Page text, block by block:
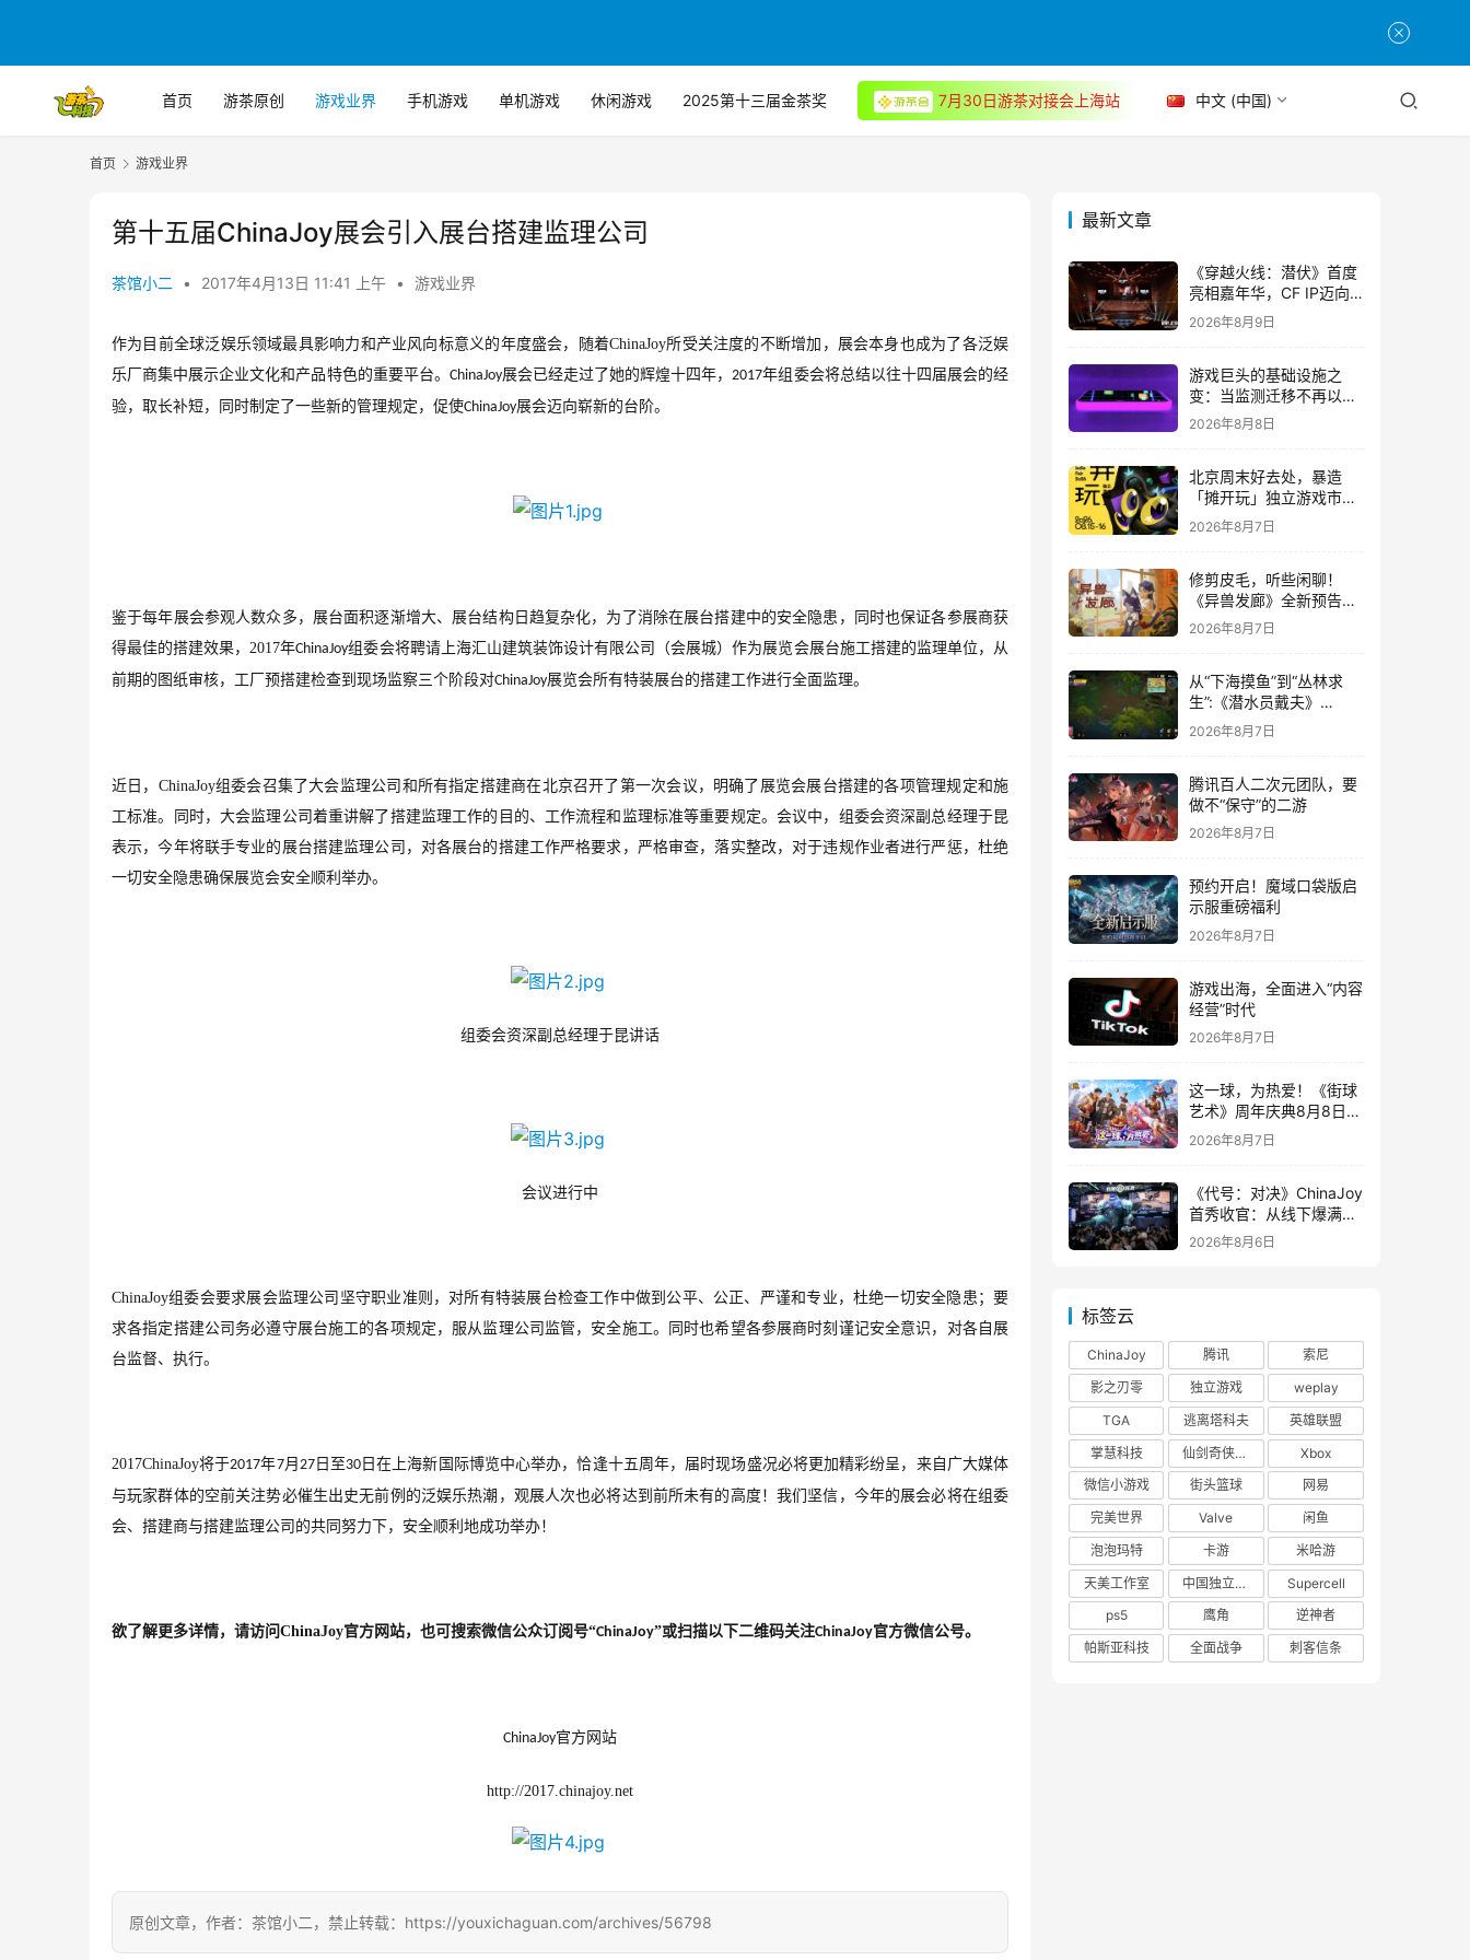
首页 游茶原创 游戏业界 手机游戏 单机游戏 休闲游戏 2025第十三届金茶奖 7月30日游茶对接会上海站 中文 (中国)
首页 游戏业界
第十五届ChinaJoy展会引入展台搭建监理公司
茶馆小二 • 2017年4月13日 11:41 上午 • 游戏业界
作为目前全球泛娱乐领域最具影响力和产业风向标意义的年度盛会，随着ChinaJoy所受关注度的不断增加，展会本身也成为了各泛娱
乐厂商集中展示企业文化和产品特色的重要平台。 ChinaJoy展会已经走过了她的辉煌十四年，2017年组委会将总结以往十四届展会的经
验，取长补短，同时制定了一些新的管理规定，促使ChinaJoy展会迈向崭新的台阶。
鉴于每年展会参观人数众多，展台面积逐渐增大、展台结构日趋复杂化，为了消除在展台搭建中的安全隐患，同时也保证各参展商获
得最佳的搭建效果，2017年ChinaJoy组委会将聘请上海汇山建筑装饰设计有限公司（会展城）作为展览会展台施工搭建的监理单位，从
前期的图纸审核，工厂预搭建检查到现场监察三个阶段对ChinaJoy展览会所有特装展台的搭建工作进行全面监理。
近日， ChinaJoy组委会召集了大会监理公司和所有指定搭建商在北京召开了第一次会议，明确了展览会展台搭建的各项管理规定和施
工标准。同时，大会监理公司着重讲解了搭建监理工作的目的、工作流程和监理标准等重要规定。会议中，组委会资深副总经理于昆
表示，今年将联手专业的展台搭建监理公司，对各展台的搭建工作严格要求，严格审查，落实整改，对于违规作业者进行严惩，杜绝
一切安全隐患确保展览会安全顺利举办。
组委会资深副总经理于昆讲话
会议进行中
ChinaJoy组委会要求展会监理公司坚守职业准则，对所有特装展台检查工作中做到公平、公正、严谨和专业，杜绝一切安全隐患；要
求各指定搭建公司务必遵守展台施工的各项规定，服从监理公司监管，安全施工。同时也希望各参展商时刻谨记安全意识，对各自展
台监督、执行。
2017ChinaJoy将于2017年7月 27日至30 日在上海新国际博览中心举办，恰逢十五周年，届时现场盛况必将更加精彩纷呈，来自广大媒体
与玩家群体的空前关注势必催生出史无前例的泛娱乐热潮，观展人次也必将达到前所未有的高度！我们坚信，今年的展会必将在组委
会、搭建商与搭建监理公司的共同努力下，安全顺利地成功举办！
欲了解更多详情，请访问 ChinaJoy官方网站，也可搜索微信公众订阅号“ChinaJoy”或扫描以下二维码关注ChinaJoy官方微信公号。
ChinaJoy官方网站
http://2017.chinajoy.net
原创文章，作者：茶馆小二，禁止转载：https://youxichaguan.com/archives/56798
最新文章
《穿越火线：潜伏》首度
亮相嘉年华，CF IP迈向
3A叙事新高度
2026年8月9日
游戏巨头的基础设施之
变：当监测迁移不再以中
断为代价
2026年8月8日
北京周末好去处，暴造
「摊开玩」独立游戏市集
正式开票！
2026年8月7日
修剪皮毛，听些闲聊！
《异兽发廊》全新预告与
Steam免费试玩公开
2026年8月7日
从“下海摸鱼”到“丛林求
生”:《潜水员戴夫》
DLC《丛林》移动端定档
8月14日
2026年8月7日
腾讯百人二次元团队，要
做不“保守”的二游
2026年8月7日
预约开启！魔域口袋版启
示服重磅福利
2026年8月7日
游戏出海，全面进入“内容
经营”时代
2026年8月7日
这一球，为热爱！《街球
艺术》周年庆典8月8日正
式上线，多重福利与全新
内容同步开启
2026年8月7日
《代号：对决》ChinaJoy
首秀收官：从线下爆满看
见玩家的真实期待
2026年8月6日
标签云
ChinaJoy 腾讯
索尼
影之刃零
独立游戏
weplay
TGA
逃离塔科夫
英雄联盟
掌慧科技
仙剑奇侠传四
Xbox
微信小游戏
街头篮球
网易
完美世界
Valve
闲鱼
泡泡玛特
卡游
米哈游
天美工作室
中国独立游戏联盟
Supercell
ps5
鹰角
逆神者
帕斯亚科技
全面战争 刺客信条